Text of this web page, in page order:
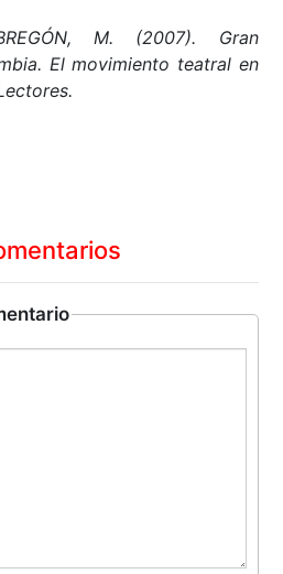
M. (2007). Gran
El movimiento teatral en